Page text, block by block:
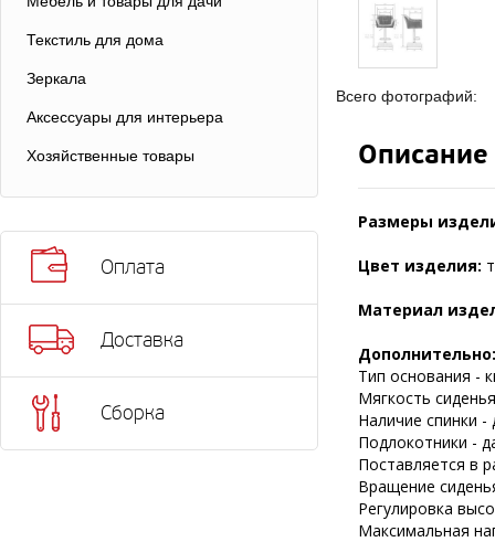
Текстиль для дома
Зеркала
Аксессуары для интерьера
Хозяйственные товары
Оплата
Доставка
Сборка
Всего фотографий:
Описание
Размеры
Цвет изделия:
Материал
Дополнительно:
Тип основания -
Мягкость
Наличие спинки -
Подлокотники -
Поставляется в
Вращение
Регулировка
Максимальная